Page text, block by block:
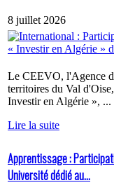
8 juillet 2026
Le CEEVO, l'Agence
territoires du Val
Investir en Algérie », ...
Lire la suite
Apprentissage :
Université dédié au...